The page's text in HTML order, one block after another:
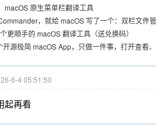
macOS 原生菜单栏翻译工具
，就给 macOS 写了一个：双栏文件管
更顺手的 macOS 翻译工具（送兑换码）
开源极简 macOS App，只做一件事，打开查看
6-4 05:51:50
起再看